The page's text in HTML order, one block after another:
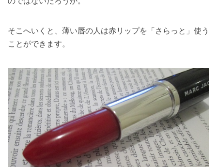
そこへいくと、薄い唇の人は赤リップを「さらっと」使う
ことができます。